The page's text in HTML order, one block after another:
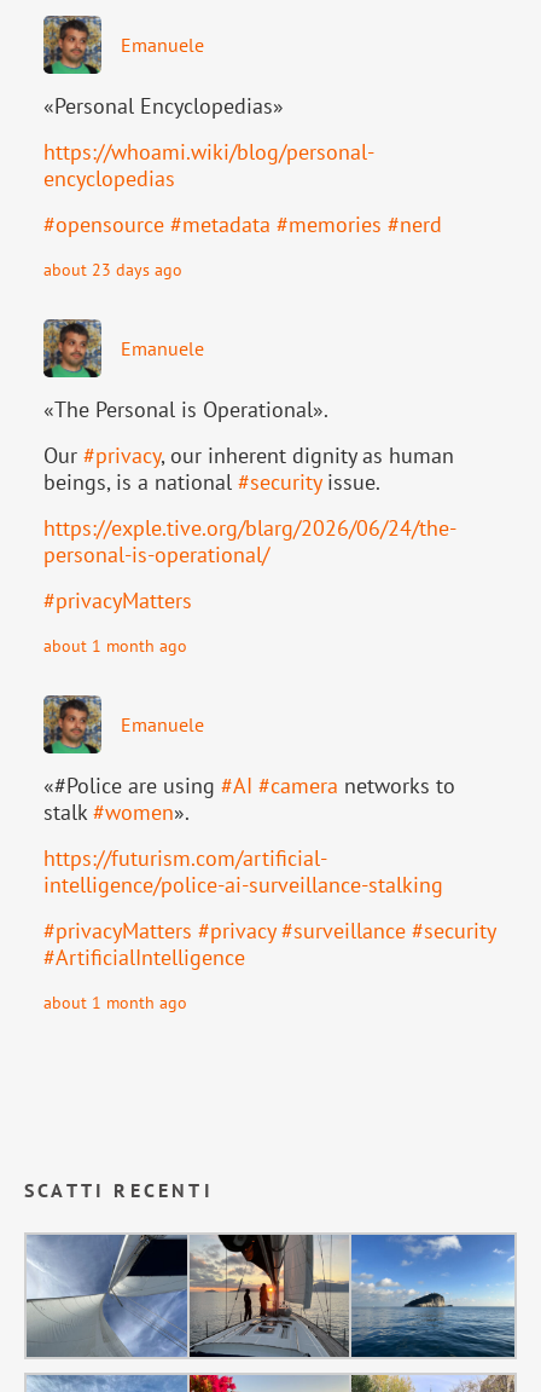
Emanuele
«Personal Encyclopedias»
https://whoami.wiki/blog/personal-
encyclopedias
#opensource #metadata #memories #nerd
about 23 days ago
Emanuele
«The Personal is Operational».
Our #privacy, our inherent dignity as human
beings, is a national #securityissue.
https://exple.tive.org/blarg/2026/06/24/the-
personal-is-operational/
#privacyMatters
about 1 month ago
Emanuele
«#Police are using #AI #camera networks to
stalk#women».
https://futurism.com/artificial-
intelligence/police-ai-surveillance-stalking
#privacyMatters #privacy #surveillance #security
#ArtificialIntelligence
about 1 month ago
SCATTI RECENTI